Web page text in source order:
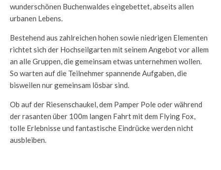
wunderschönen Buchenwaldes eingebettet, abseits allen
urbanen Lebens.
Bestehend aus zahlreichen hohen sowie niedrigen Elementen
richtet sich der Hochseilgarten mit seinem Angebot vor allem
an alle Gruppen, die gemeinsam etwas unternehmen wollen.
So warten auf die Teilnehmer spannende Aufgaben, die
bisweilen nur gemeinsam lösbar sind.
Ob auf der Riesenschaukel, dem Pamper Pole oder während
der rasanten über 100m langen Fahrt mit dem Flying Fox,
tolle Erlebnisse und fantastische Eindrücke werden nicht
ausbleiben.